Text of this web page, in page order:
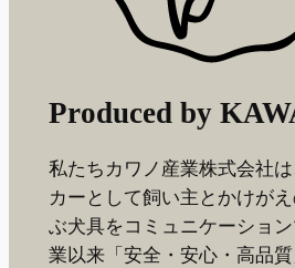
Produced by
私たちカワノ産業株式会社
カーとして飼い主とかけが
ぶ犬具をコミュニケーショ
業以来「安全・安心・高品質